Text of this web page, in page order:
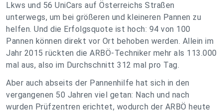
Lkws und 56 UniCars auf Österreichs Straßen
unterwegs, um bei größeren und kleineren Pannen zu
helfen. Und die Erfolgsquote ist hoch: 94 von 100
Pannen können direkt vor Ort behoben werden. Allein im
Jahr 2015 rückten die ARBÖ-Techniker mehr als 113.000
mal aus, also im Durchschnitt 312 mal pro Tag.
Aber auch abseits der Pannenhilfe hat sich in den
vergangenen 50 Jahren viel getan: Nach und nach
wurden Prüfzentren erichtet, wodurch der ARBÖ heute